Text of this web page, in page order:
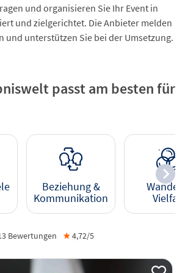
und organisieren Sie Ihr Event in
und zielgerichtet. Die Anbieter melden
und unterstützen Sie bei der Umsetzung.
passt am besten für
Beziehung &
Kommunikation
Wandel
Vielfalt
Bewertungen ★4,72/5